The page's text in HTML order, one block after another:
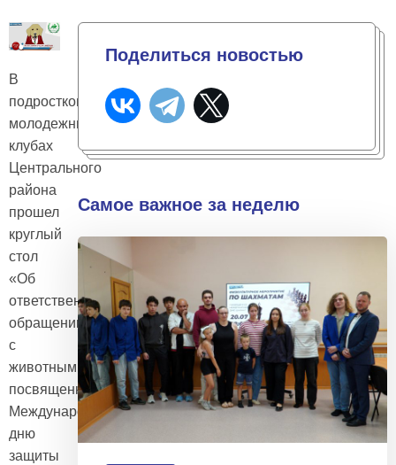
В
подростково-
молодежных
клубах
Центрального
района
прошел
круглый
стол
«Об
ответственном
обращении
с
животными»,
посвященный
Международному
дню
защиты
Поделиться новостью
Самое важное за неделю